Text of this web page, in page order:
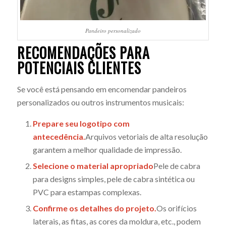
Pandeiro personalizado
RECOMENDAÇÕES PARA
POTENCIAIS CLIENTES
Se você está pensando em encomendar pandeiros
personalizados ou outros instrumentos musicais:
Prepare seu logotipo com
antecedência.Arquivos vetoriais de alta resolução
garantem a melhor qualidade de impressão.
Selecione o material apropriadoPele de cabra
para designs simples, pele de cabra sintética ou
PVC para estampas complexas.
Confirme os detalhes do projeto.Os orifícios
laterais, as fitas, as cores da moldura, etc., podem